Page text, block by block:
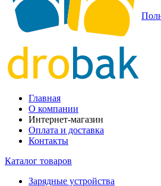
Главная
О компании
Интернет-магазин
Оплата и доставка
Контакты
Каталог товаров
Зарядные устройства